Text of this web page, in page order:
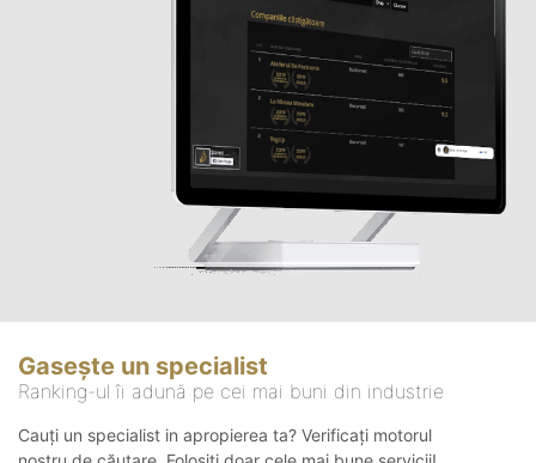
Gasește un specialist
Ranking-ul îi adună pe cei mai buni din industrie
Cauți un specialist in apropierea ta? Verificați motorul